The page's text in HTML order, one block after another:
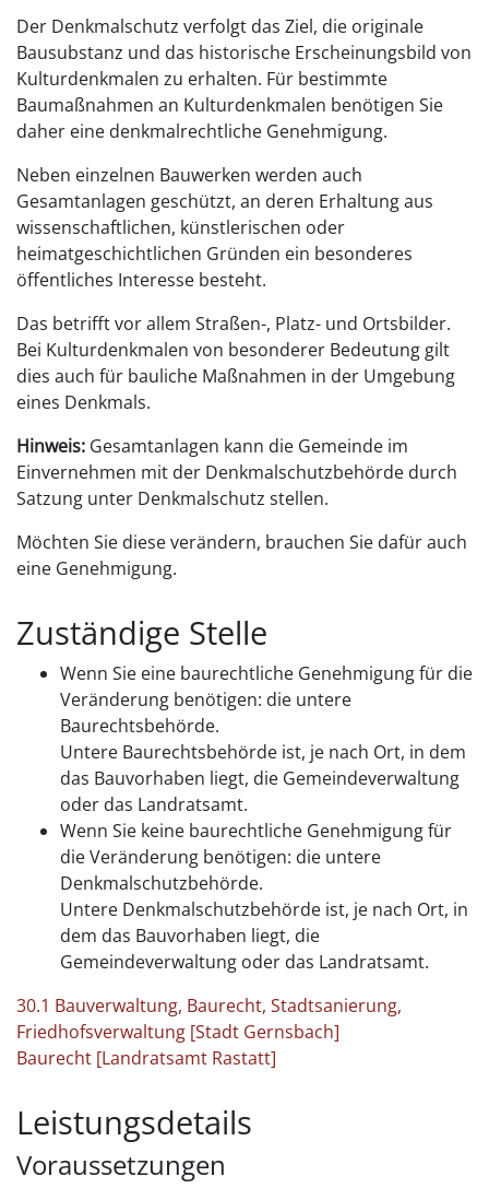
Der Denkmalschutz verfolgt das Ziel, die originale
Bausubstanz und das historische Erscheinungsbild von
Kulturdenkmalen zu erhalten. Für bestimmte
Baumaßnahmen an Kulturdenkmalen benötigen Sie
daher eine denkmalrechtliche Genehmigung.
Neben einzelnen Bauwerken werden auch
Gesamtanlagen geschützt, an deren Erhaltung aus
wissenschaftlichen, künstlerischen oder
heimatgeschichtlichen Gründen ein besonderes
öffentliches Interesse besteht.
Das betrifft vor allem Straßen-, Platz- und Ortsbilder.
Bei Kulturdenkmalen von besonderer Bedeutung gilt
dies auch für bauliche Maßnahmen in der Umgebung
eines Denkmals.
Hinweis: Gesamtanlagen kann die Gemeinde im
Einvernehmen mit der Denkmalschutzbehörde durch
Satzung unter Denkmalschutz stellen.
Möchten Sie diese verändern, brauchen Sie dafür auch
eine Genehmigung.
Zuständige Stelle
Wenn Sie eine baurechtliche Genehmigung für die
Veränderung benötigen: die untere
Baurechtsbehörde.
Untere Baurechtsbehörde ist, je nach Ort, in dem
das Bauvorhaben liegt, die Gemeindeverwaltung
oder das Landratsamt.
Wenn Sie keine baurechtliche Genehmigung für
die Veränderung benötigen: die untere
Denkmalschutzbehörde.
Untere Denkmalschutzbehörde ist, je nach Ort, in
dem das Bauvorhaben liegt, die
Gemeindeverwaltung oder das Landratsamt.
30.1 Bauverwaltung, Baurecht, Stadtsanierung,
Friedhofsverwaltung [Stadt Gernsbach]
Baurecht [Landratsamt Rastatt]
Leistungsdetails
Voraussetzungen